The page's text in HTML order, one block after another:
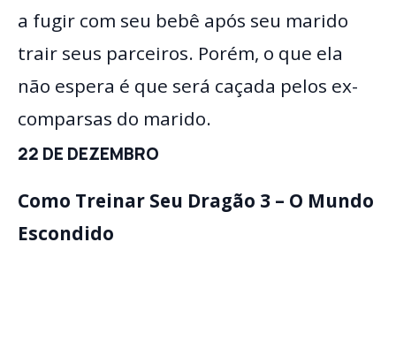
a fugir com seu bebê após seu marido
trair seus parceiros. Porém, o que ela
não espera é que será caçada pelos ex-
comparsas do marido.
22 DE DEZEMBRO
Como Treinar Seu Dragão 3 – O Mundo
Escondido